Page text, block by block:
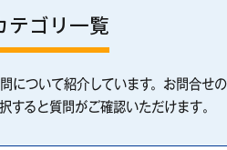
ク
クラブ）
テゴリ一覧
について紹介しています。お問合せ
すると質問がご確認いただけます。